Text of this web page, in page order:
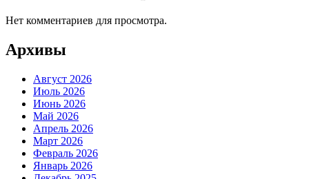
Нет комментариев для просмотра.
Архивы
Август 2026
Июль 2026
Июнь 2026
Май 2026
Апрель 2026
Март 2026
Февраль 2026
Январь 2026